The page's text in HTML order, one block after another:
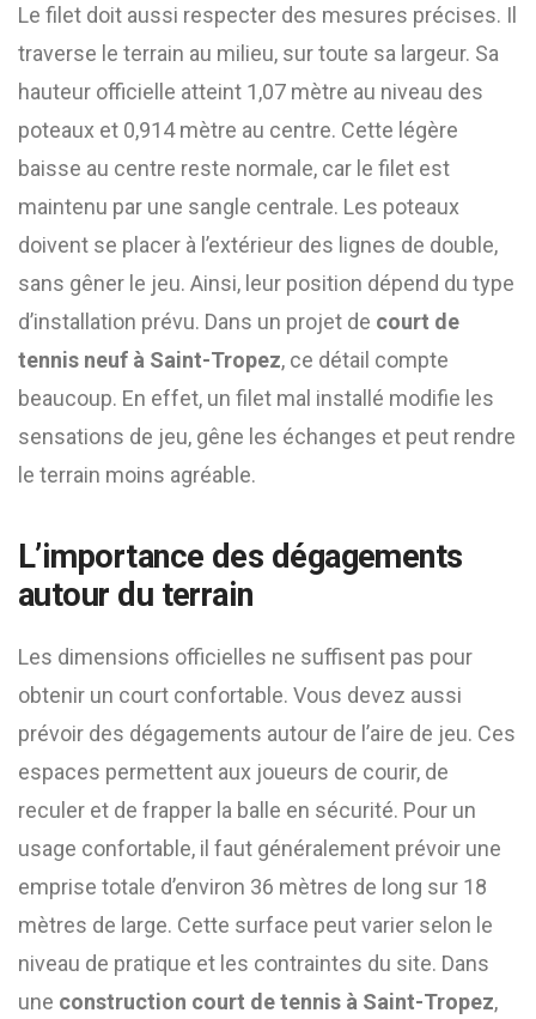
Le filet doit aussi respecter des mesures précises. Il
traverse le terrain au milieu, sur toute sa largeur. Sa
hauteur officielle atteint 1,07 mètre au niveau des
poteaux et 0,914 mètre au centre. Cette légère
baisse au centre reste normale, car le filet est
maintenu par une sangle centrale. Les poteaux
doivent se placer à l’extérieur des lignes de double,
sans gêner le jeu. Ainsi, leur position dépend du type
d’installation prévu. Dans un projet de court de
tennis neuf à Saint-Tropez, ce détail compte
beaucoup. En effet, un filet mal installé modifie les
sensations de jeu, gêne les échanges et peut rendre
le terrain moins agréable.
L’importance des dégagements
autour du terrain
Les dimensions officielles ne suffisent pas pour
obtenir un court confortable. Vous devez aussi
prévoir des dégagements autour de l’aire de jeu. Ces
espaces permettent aux joueurs de courir, de
reculer et de frapper la balle en sécurité. Pour un
usage confortable, il faut généralement prévoir une
emprise totale d’environ 36 mètres de long sur 18
mètres de large. Cette surface peut varier selon le
niveau de pratique et les contraintes du site. Dans
une construction court de tennis à Saint-Tropez,